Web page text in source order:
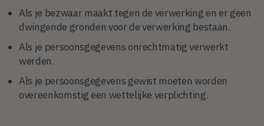
Als je bezwaar maakt tegen de verwerking en er geen
dwingende gronden voor de verwerking bestaan.
Als je persoonsgegevens onrechtmatig verwerkt
werden.
Als je persoonsgegevens gewist moeten worden
overeenkomstig een wettelijke verplichting.